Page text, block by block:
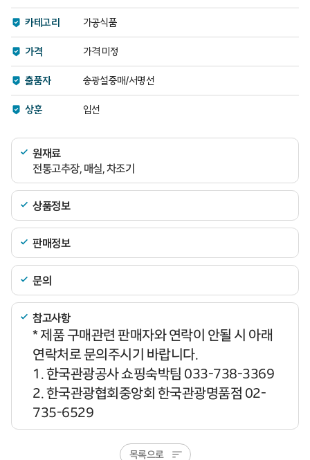
카테고리 가공식품
가격 가격 미정
출품자 송광설중매/서명선
상훈 입선
원재료
전통고추장, 매실, 차조기
상품정보
판매정보
문의
참고사항
* 제품 구매관련 판매자와 연락이 안될 시 아래
연락처로 문의주시기 바랍니다.
1. 한국관광공사 쇼핑숙박팀 033-738-3369
2. 한국관광협회중앙회 한국관광명품점 02-
735-6529
목록으로